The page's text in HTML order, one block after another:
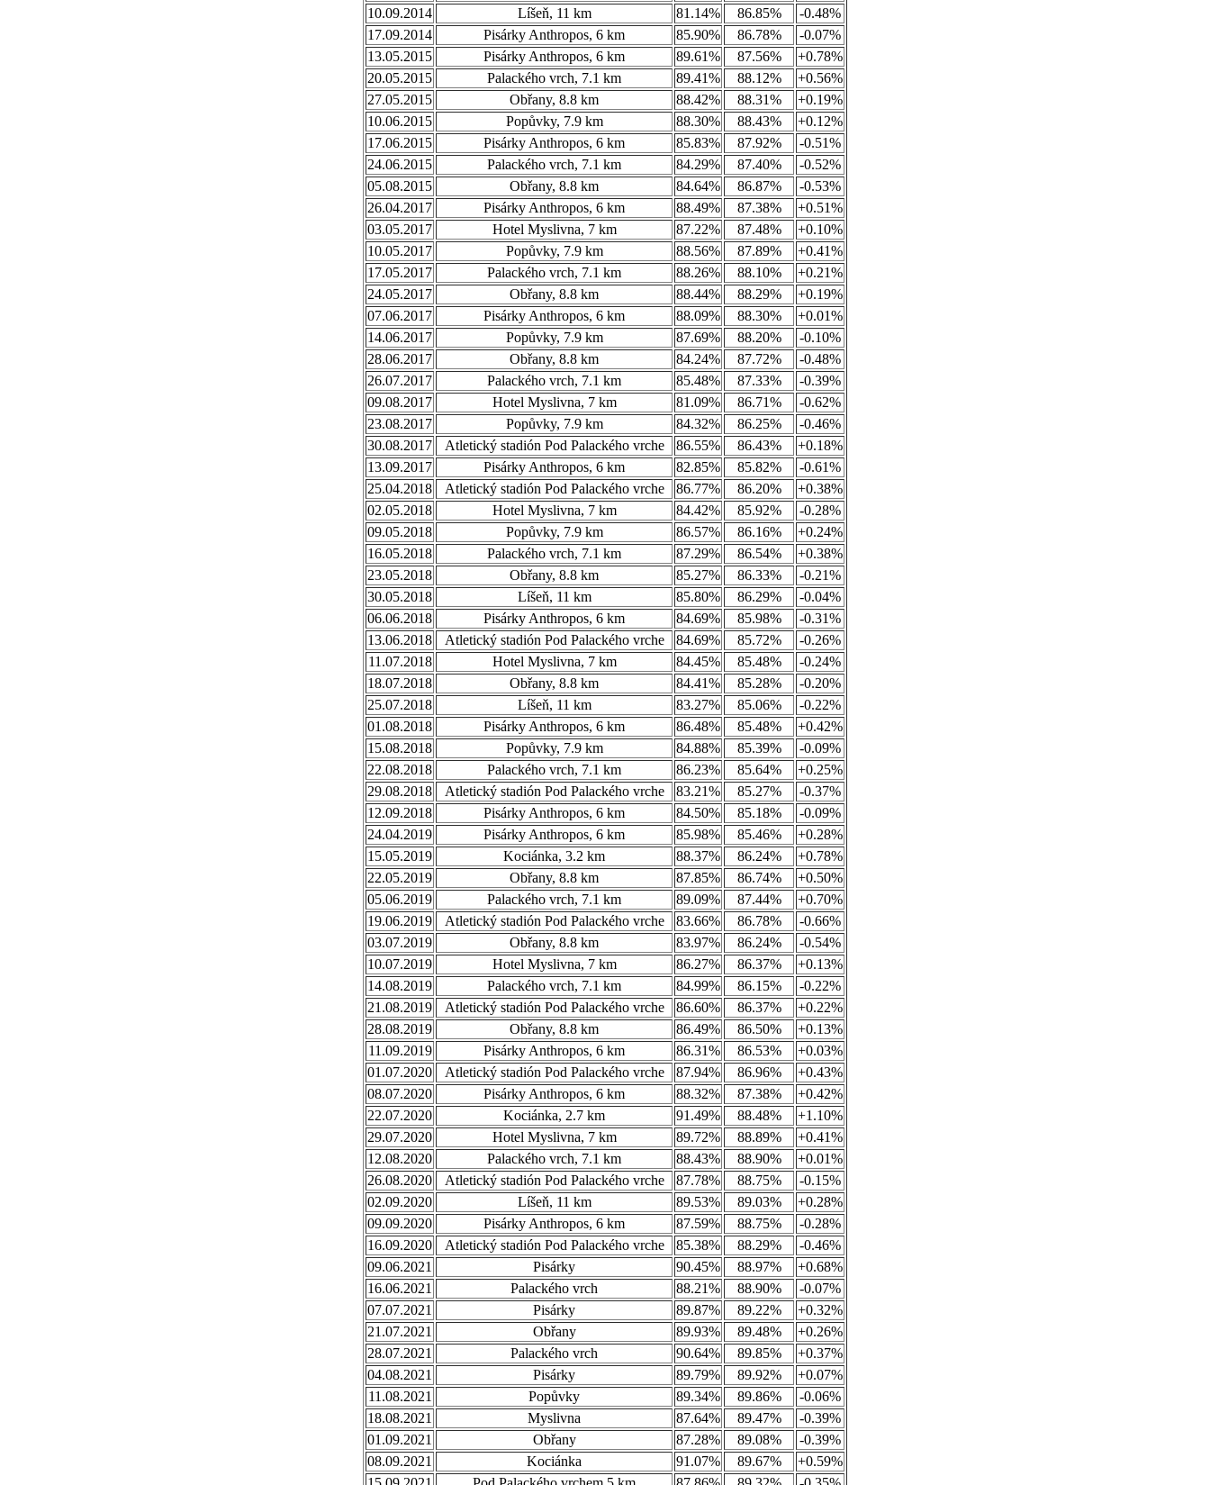
10.09.2014
Líšeň, 11 km 81.14% 86.85%
-0.48%
17.09.2014
Pisárky Anthropos, 6 km 85.90% 86.78%
-0.07%
13.05.2015
Pisárky Anthropos, 6 km 89.61% 87.56%
+0.78%
20.05.2015
Palackého vrch, 7.1 km 89.41% 88.12%
+0.56%
27.05.2015
Obřany, 8.8 km 88.42% 88.31%
+0.19%
10.06.2015
Popůvky, 7.9 km 88.30% 88.43%
+0.12%
17.06.2015
Pisárky Anthropos, 6 km 85.83% 87.92%
-0.51%
24.06.2015
Palackého vrch, 7.1 km 84.29% 87.40%
-0.52%
05.08.2015
Obřany, 8.8 km 84.64% 86.87%
-0.53%
26.04.2017
Pisárky Anthropos, 6 km 88.49% 87.38%
+0.51%
03.05.2017
Hotel Myslivna, 7 km 87.22% 87.48%
+0.10%
10.05.2017
Popůvky, 7.9 km 88.56% 87.89%
+0.41%
17.05.2017
Palackého vrch, 7.1 km 88.26% 88.10%
+0.21%
24.05.2017
Obřany, 8.8 km 88.44% 88.29%
+0.19%
07.06.2017
Pisárky Anthropos, 6 km 88.09% 88.30%
+0.01%
14.06.2017
Popůvky, 7.9 km 87.69% 88.20%
-0.10%
28.06.2017
Obřany, 8.8 km 84.24% 87.72%
-0.48%
26.07.2017
Palackého vrch, 7.1 km 85.48% 87.33%
-0.39%
09.08.2017
Hotel Myslivna, 7 km 81.09% 86.71%
-0.62%
23.08.2017
Popůvky, 7.9 km 84.32% 86.25%
-0.46%
30.08.2017
Atletický stadión Pod Palackého vrche 86.55% 86.43%
+0.18%
13.09.2017
Pisárky Anthropos, 6 km 82.85% 85.82%
-0.61%
25.04.2018
Atletický stadión Pod Palackého vrche 86.77% 86.20%
+0.38%
02.05.2018
Hotel Myslivna, 7 km 84.42% 85.92%
-0.28%
09.05.2018
Popůvky, 7.9 km 86.57% 86.16%
+0.24%
16.05.2018
Palackého vrch, 7.1 km 87.29% 86.54%
+0.38%
23.05.2018
Obřany, 8.8 km 85.27% 86.33%
-0.21%
30.05.2018
Líšeň, 11 km 85.80% 86.29%
-0.04%
06.06.2018
Pisárky Anthropos, 6 km 84.69% 85.98%
-0.31%
13.06.2018
Atletický stadión Pod Palackého vrche 84.69% 85.72%
-0.26%
11.07.2018
Hotel Myslivna, 7 km 84.45% 85.48%
-0.24%
18.07.2018
Obřany, 8.8 km 84.41% 85.28%
-0.20%
25.07.2018
Líšeň, 11 km 83.27% 85.06%
-0.22%
01.08.2018
Pisárky Anthropos, 6 km 86.48% 85.48%
+0.42%
15.08.2018
Popůvky, 7.9 km 84.88% 85.39%
-0.09%
22.08.2018
Palackého vrch, 7.1 km 86.23% 85.64%
+0.25%
29.08.2018
Atletický stadión Pod Palackého vrche 83.21% 85.27%
-0.37%
12.09.2018
Pisárky Anthropos, 6 km 84.50% 85.18%
-0.09%
24.04.2019
Pisárky Anthropos, 6 km 85.98% 85.46%
+0.28%
15.05.2019
Kociánka, 3.2 km 88.37% 86.24%
+0.78%
22.05.2019
Obřany, 8.8 km 87.85% 86.74%
+0.50%
05.06.2019
Palackého vrch, 7.1 km 89.09% 87.44%
+0.70%
19.06.2019
Atletický stadión Pod Palackého vrche 83.66% 86.78%
-0.66%
03.07.2019
Obřany, 8.8 km 83.97% 86.24%
-0.54%
10.07.2019
Hotel Myslivna, 7 km 86.27% 86.37%
+0.13%
14.08.2019
Palackého vrch, 7.1 km 84.99% 86.15%
-0.22%
21.08.2019
Atletický stadión Pod Palackého vrche 86.60% 86.37%
+0.22%
28.08.2019
Obřany, 8.8 km 86.49% 86.50%
+0.13%
11.09.2019
Pisárky Anthropos, 6 km 86.31% 86.53%
+0.03%
01.07.2020
Atletický stadión Pod Palackého vrche 87.94% 86.96%
+0.43%
08.07.2020
Pisárky Anthropos, 6 km 88.32% 87.38%
+0.42%
22.07.2020
Kociánka, 2.7 km 91.49% 88.48%
+1.10%
29.07.2020
Hotel Myslivna, 7 km 89.72% 88.89%
+0.41%
12.08.2020
Palackého vrch, 7.1 km 88.43% 88.90%
+0.01%
26.08.2020
Atletický stadión Pod Palackého vrche 87.78% 88.75%
-0.15%
02.09.2020
Líšeň, 11 km 89.53% 89.03%
+0.28%
09.09.2020
Pisárky Anthropos, 6 km 87.59% 88.75%
-0.28%
16.09.2020
Atletický stadión Pod Palackého vrche 85.38% 88.29%
-0.46%
09.06.2021
Pisárky 90.45% 88.97%
+0.68%
16.06.2021
Palackého vrch 88.21% 88.90%
-0.07%
07.07.2021
Pisárky 89.87% 89.22%
+0.32%
21.07.2021
Obřany 89.93% 89.48%
+0.26%
28.07.2021
Palackého vrch 90.64% 89.85%
+0.37%
04.08.2021
Pisárky 89.79% 89.92%
+0.07%
11.08.2021
Popůvky 89.34% 89.86%
-0.06%
18.08.2021
Myslivna 87.64% 89.47%
-0.39%
01.09.2021
Obřany 87.28% 89.08%
-0.39%
08.09.2021
Kociánka 91.07% 89.67%
+0.59%